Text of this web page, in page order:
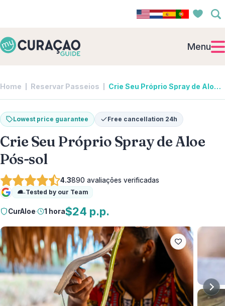
Menu
Home Reservar Passeios Crie Seu Próprio Spray de Aloe Pós-sol | CurAloe
Lowest price guarantee Free cancellation 24h
Crie Seu Próprio Spray de Aloe
Pós-sol
4.3890 avaliações verificadas
Google
Tested by our Team
CurAloe· 1 hora$24 p.p.